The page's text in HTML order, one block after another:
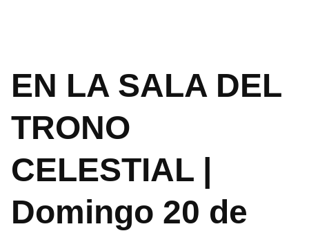
EN LA SALA DEL
TRONO
CELESTIAL |
Domingo 20 de